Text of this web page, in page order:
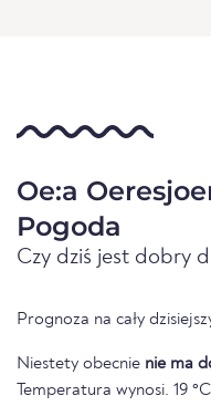
Oe:a
Pogoda
Czy dziś jest dobry
Prognoza na cały
Niestety obecnie nie ma
Temperatura wynosi. 19